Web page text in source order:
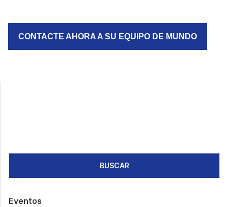
CONTACTE AHORA A SU EQUIPO DE MUNDO
BUSCAR
Eventos